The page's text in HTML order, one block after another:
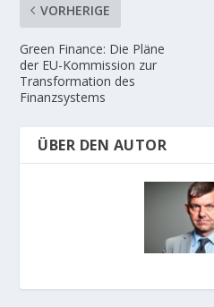
VORHERIGE
Green Finance: Die Pläne
der EU-Kommission zur
Transformation des
Finanzsystems
ÜBER DEN AUTOR